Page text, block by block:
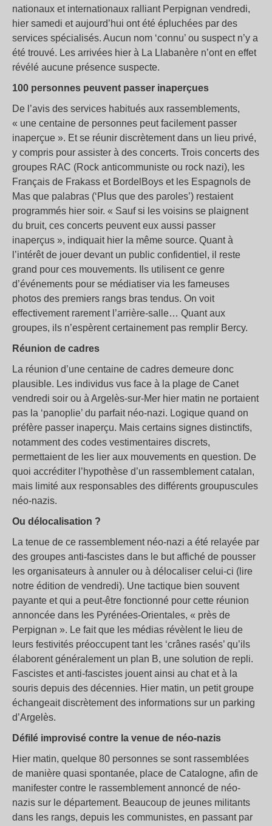
nationaux et internationaux ralliant Perpignan vendredi,
hier samedi et aujourd’hui ont été épluchées par des
services spécialisés. Aucun nom ‘connu’ ou suspect n’y a
été trouvé. Les arrivées hier à La Llabanère n’ont en effet
révélé aucune présence suspecte.
100 personnes peuvent passer inaperçues
De l’avis des services habitués aux rassemblements,
« une centaine de personnes peut facilement passer
inaperçue ». Et se réunir discrètement dans un lieu privé,
y compris pour assister à des concerts. Trois concerts des
groupes RAC (Rock anticommuniste ou rock nazi), les
Français de Frakass et BordelBoys et les Espagnols de
Mas que palabras (‘Plus que des paroles’) restaient
programmés hier soir. « Sauf si les voisins se plaignent
du bruit, ces concerts peuvent eux aussi passer
inaperçus », indiquait hier la même source. Quant à
l’intérêt de jouer devant un public confidentiel, il reste
grand pour ces mouvements. Ils utilisent ce genre
d’événements pour se médiatiser via les fameuses
photos des premiers rangs bras tendus. On voit
effectivement rarement l’arrière-salle… Quant aux
groupes, ils n’espèrent certainement pas remplir Bercy.
Réunion de cadres
La réunion d’une centaine de cadres demeure donc
plausible. Les individus vus face à la plage de Canet
vendredi soir ou à Argelès-sur-Mer hier matin ne portaient
pas la ‘panoplie’ du parfait néo-nazi. Logique quand on
préfère passer inaperçu. Mais certains signes distinctifs,
notamment des codes vestimentaires discrets,
permettaient de les lier aux mouvements en question. De
quoi accréditer l’hypothèse d’un rassemblement catalan,
mais limité aux responsables des différents groupuscules
néo-nazis.
Ou délocalisation ?
La tenue de ce rassemblement néo-nazi a été relayée par
des groupes anti-fascistes dans le but affiché de pousser
les organisateurs à annuler ou à délocaliser celui-ci (lire
notre édition de vendredi). Une tactique bien souvent
payante et qui a peut-être fonctionné pour cette réunion
annoncée dans les Pyrénées-Orientales, « près de
Perpignan ». Le fait que les médias révèlent le lieu de
leurs festivités préoccupent tant les ‘crânes rasés’ qu’ils
élaborent généralement un plan B, une solution de repli.
Fascistes et anti-fascistes jouent ainsi au chat et à la
souris depuis des décennies. Hier matin, un petit groupe
échangeait discrètement des informations sur un parking
d’Argelès.
Défilé improvisé contre la venue de néo-nazis
Hier matin, quelque 80 personnes se sont rassemblées
de manière quasi spontanée, place de Catalogne, afin de
manifester contre le rassemblement annoncé de néo-
nazis sur le département. Beaucoup de jeunes militants
dans les rangs, depuis les communistes, en passant par